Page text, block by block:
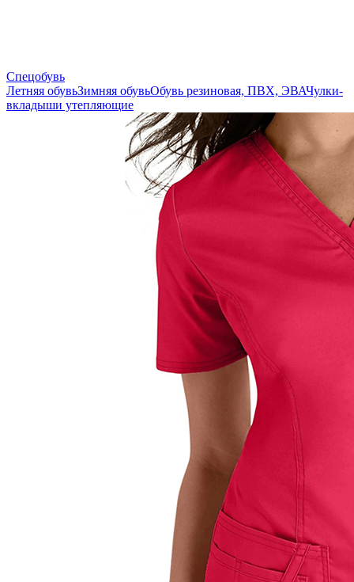
Спецобувь
Летняя обувьЗимняя обувьОбувь резиновая, ПВХ, ЭВАЧулки-
вкладыши утепляющие